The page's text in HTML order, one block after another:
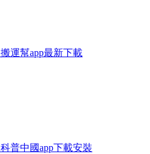
搬運幫app最新下載
科普中國app下載安裝